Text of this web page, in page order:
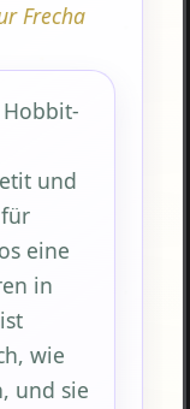
Frecha
und
eine
in
wie
und sie